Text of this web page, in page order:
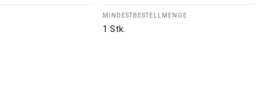
MINDESTBESTELLMENGE
1 Stk.